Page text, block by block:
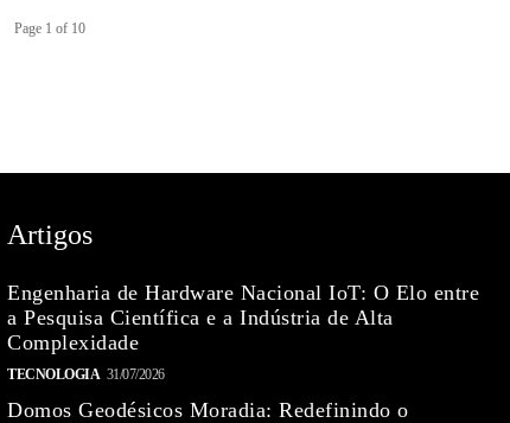
Page 1 of 10
Artigos
Engenharia de Hardware Nacional IoT: O Elo entre
a Pesquisa Científica e a Indústria de Alta
Complexidade
TECNOLOGIA 31/07/2026
Domos Geodésicos Moradia: Redefinindo o